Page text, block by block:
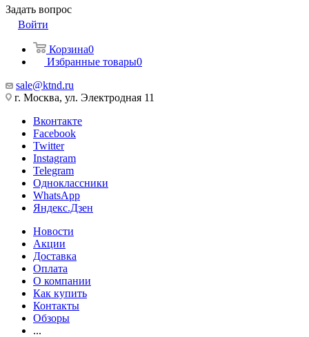
Задать вопрос
Войти
Корзина0
Избранные товары0
sale@ktnd.ru
г. Москва, ул. Электродная 11
Вконтакте
Facebook
Twitter
Instagram
Telegram
Одноклассники
WhatsApp
Яндекс.Дзен
Новости
Акции
Доставка
Оплата
О компании
Как купить
Контакты
Обзоры
...